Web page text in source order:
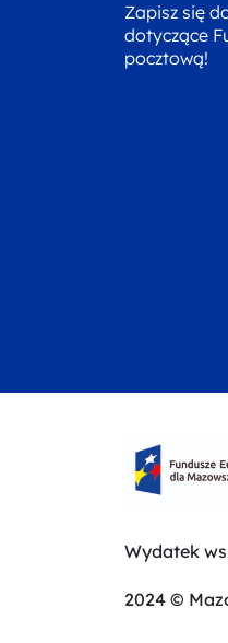
Zapisz się
dotyczące
pocztową!
Wydatek
2024 ©